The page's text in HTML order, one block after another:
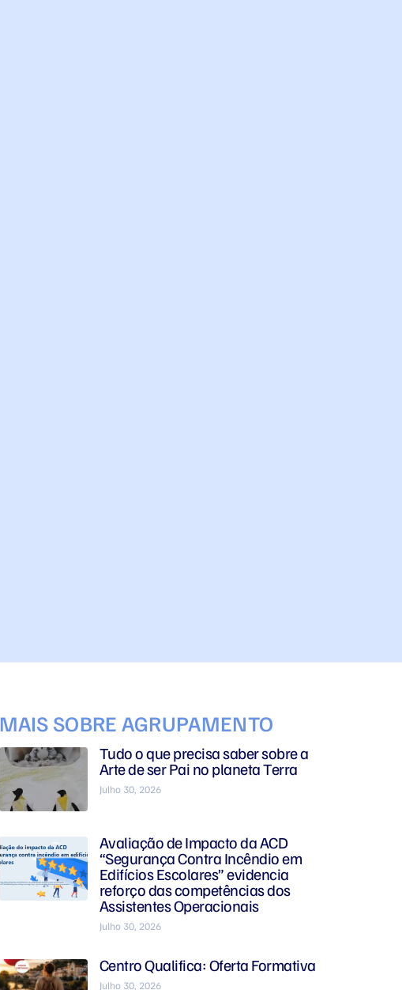
MAIS SOBRE AGRUPAMENTO
Tudo o que precisa saber sobre a
Arte de ser Pai no planeta Terra
Julho 30, 2026
Avaliação de Impacto da ACD
“Segurança Contra Incêndio em
Edifícios Escolares” evidencia
reforço das competências dos
Assistentes Operacionais
Julho 30, 2026
Centro Qualifica: Oferta Formativa
Julho 30, 2026